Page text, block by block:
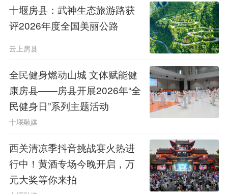
十堰房县：武神生态旅游路获
评2026年度全国美丽公路
云上房县
全民健身燃动山城 文体赋能健
康房县——房县开展2026年“全
民健身日”系列主题活动
十堰融媒
西关清凉季抖音挑战赛火热进
行中！黄酒专场今晚开启，万
元大奖等你来拍